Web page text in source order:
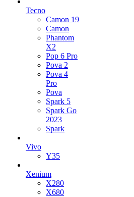
Tecno
Camon 19
Camon
Phantom
X2
Pop 6 Pro
Pova 2
Pova 4
Pro
Pova
Spark 5
Spark Go
2023
Spark
Vivo
Y35
Xenium
X280
X680